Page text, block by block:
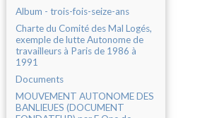
Album - trois-fois-seize-ans
Charte du Comité des Mal Logés,
exemple de lutte Autonome de
travailleurs à Paris de 1986 à
1991
Documents
MOUVEMENT AUTONOME DES
BANLIEUES (DOCUMENT